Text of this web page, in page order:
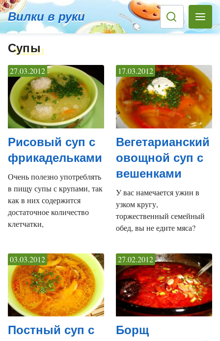
Вилки в руки
Cупы
Рисовый суп с
фрикадельками
27.03.2012
Очень полезно употреблять
в пищу супы с крупами, так
как в них содержится
достаточное количество
клетчатки,
Вегетарианский
овощной суп с
вешенками
17.03.2012
У вас намечается ужин в
узком кругу,
торжественный семейный
обед, вы не едите мяса?
Постный суп с
03.03.2012
Борщ
27.02.2012